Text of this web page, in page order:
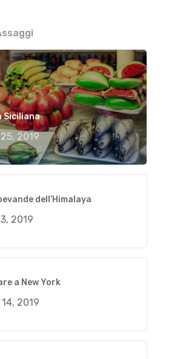
Siciliana
2019
dell’Himalaya
2019
a New York
2019